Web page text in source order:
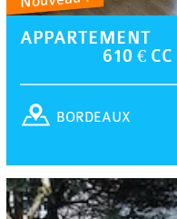
APPARTEMENT
610 € CC
BORDEAUX